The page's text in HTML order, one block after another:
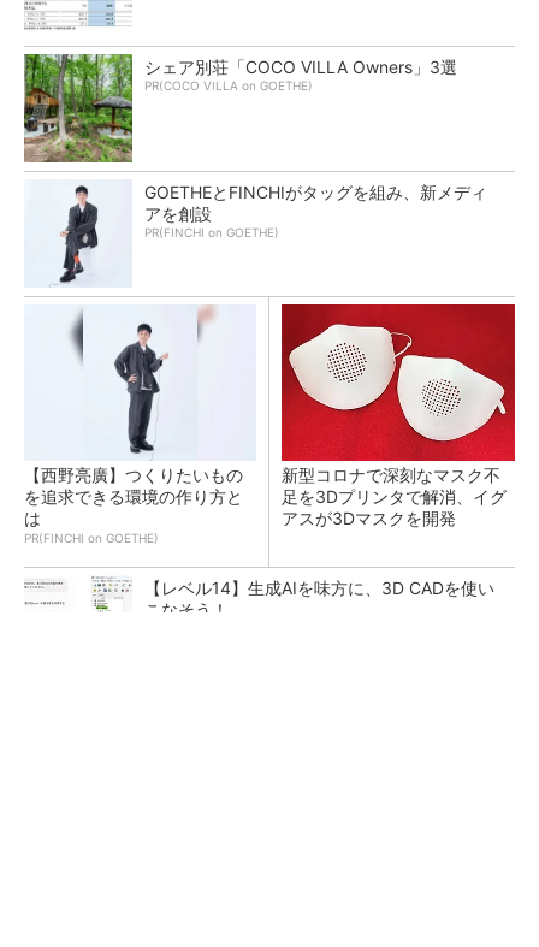
シェア別荘「COCO VILLA Owners」3選
PR(COCO VILLA on GOETHE)
GOETHEとFINCHIがタッグを組み、新メディ
アを創設
PR(FINCHI on GOETHE)
【西野亮廣】つくりたいもの
を追求できる環境の作り方と
は
PR(FINCHI on GOETHE)
新型コロナで深刻なマスク不
足を3Dプリンタで解消、イグ
アスが3Dマスクを開発
【レベル14】生成AIを味方に、3D CADを使い
こなそう！